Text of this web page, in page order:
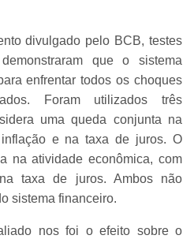
divulgado pelo BCB, testes
que o sistema
enfrentar todos os choques
Foram utilizados três
uma queda conjunta na
e na taxa de juros. O
na atividade econômica, com
taxa de juros. Ambos não
sistema financeiro.
nos foi o efeito sobre o